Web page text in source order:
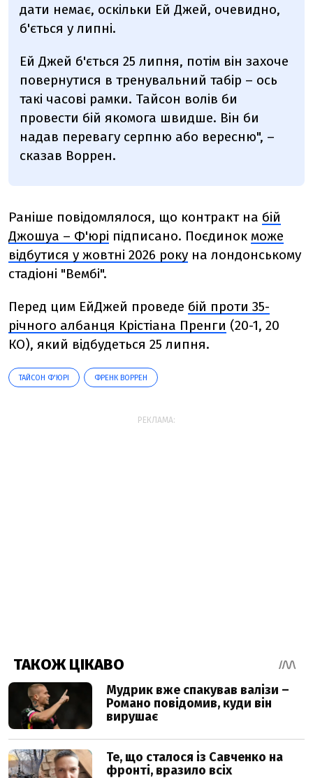
дати немає, оскільки Ей Джей, очевидно,
б'ється у липні.
Ей Джей б'ється 25 липня, потім він захоче
повернутися в тренувальний табір – ось
такі часові рамки. Тайсон волів би
провести бій якомога швидше. Він би
надав перевагу серпню або вересню", –
сказав Воррен.
Раніше повідомлялося, що контракт на бій
Джошуа – Ф'юрі підписано. Поєдинок може
відбутися у жовтні 2026 року на лондонському
стадіоні "Вембі".
Перед цим ЕйДжей проведе бій проти 35-
річного албанця Крістіана Пренги (20-1, 20
КО), який відбудеться 25 липня.
ТАЙСОН Ф'ЮРІ ФРЕНК ВОРРЕН
РЕКЛАМА: